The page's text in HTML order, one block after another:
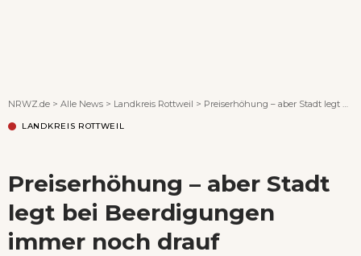
NRWZ.de > Alle News > Landkreis Rottweil > Preiserhöhung – aber Stadt legt bei Beerdigungen immer noch drauf
LANDKREIS ROTTWEIL
Preiserhöhung – aber Stadt
legt bei Beerdigungen
immer noch drauf